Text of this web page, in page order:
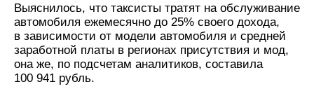
Выяснилось, что таксисты тратят на обслуживание
автомобиля ежемесячно до 25% своего дохода,
в зависимости от модели автомобиля и средней
заработной платы в регионах присутствия и мод,
она же, по подсчетам аналитиков, составила
100 941 рубль.